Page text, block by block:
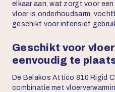
elkaar aan, wat zorgt voor
vloer is onderhoudsarm,
geschikt voor intensief
Geschikt voor
eenvoudig te
De Belakos Attico 810 Rigid
combinatie met